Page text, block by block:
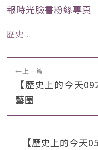
報時光臉書粉絲專頁
歷史 ﹒
←上一篇
【歷史上的今天
藝圈
【歷史上的今天